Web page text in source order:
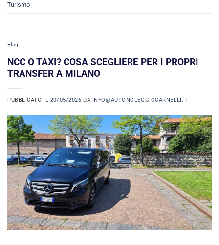
Turismo
Blog
NCC O TAXI? COSA SCEGLIERE PER I PROPRI
TRANSFER A MILANO
PUBBLICATO IL 20/05/2026 DA INFO@AUTONOLEGGIOCARNELLI.IT